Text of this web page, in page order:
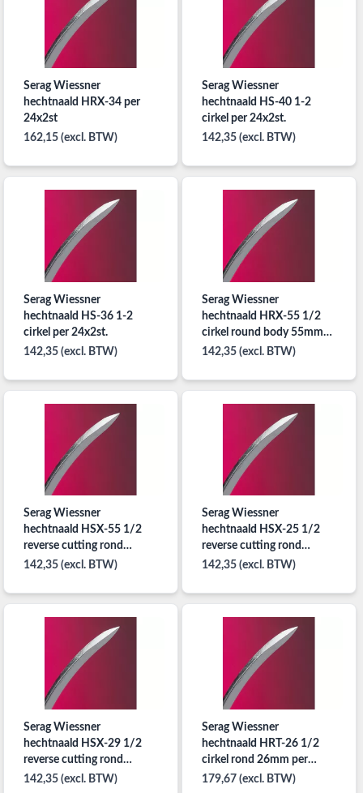
Serag Wiessner
hechtnaald HRX-34 per
24x2st
162,15 (excl. BTW)
Serag Wiessner
hechtnaald HS-40 1-2
cirkel per 24x2st.
142,35 (excl. BTW)
Serag Wiessner
hechtnaald HS-36 1-2
cirkel per 24x2st.
142,35 (excl. BTW)
Serag Wiessner
hechtnaald HRX-55 1/2
cirkel round body 55mm
per 24x2st.
142,35 (excl. BTW)
Serag Wiessner
hechtnaald HSX-55 1/2
reverse cutting rond
55mm per 24x2st.
142,35 (excl. BTW)
Serag Wiessner
hechtnaald HSX-25 1/2
reverse cutting rond
25mm per 24x2st.
142,35 (excl. BTW)
Serag Wiessner
hechtnaald HSX-29 1/2
reverse cutting rond
29mm per 24x2st.
142,35 (excl. BTW)
Serag Wiessner
hechtnaald HRT-26 1/2
cirkel rond 26mm per
24x2st.
179,67 (excl. BTW)